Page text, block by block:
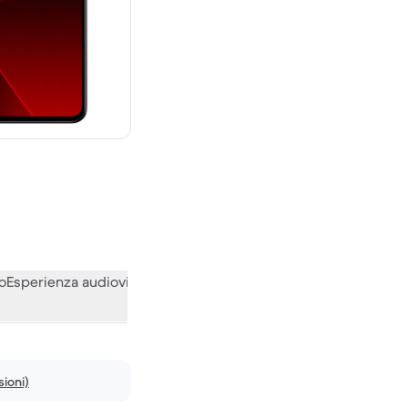
€ del nuovo
Esperienza audiovisiva